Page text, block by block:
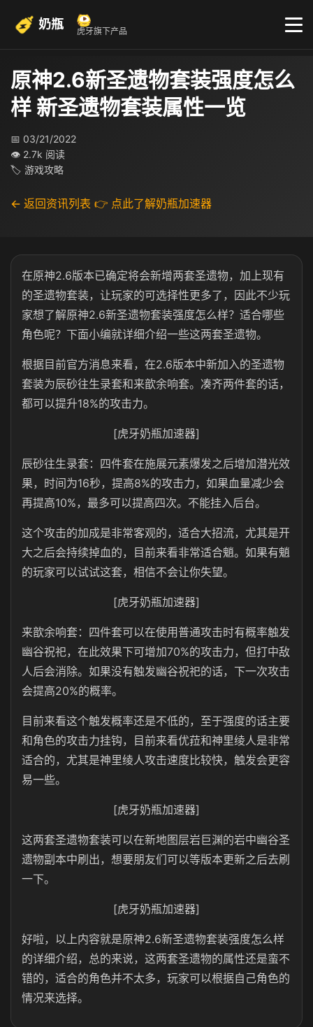
奶瓶 虎牙旗下产品
原神2.6新圣遗物套装强度怎么
样 新圣遗物套装属性一览
📅 03/21/2022
👁 2.7k 阅读
🏷 游戏攻略
← 返回资讯列表 👉 点此了解奶瓶加速器
在原神2.6版本已确定将会新增两套圣遗物，加上现有
的圣遗物套装，让玩家的可选择性更多了，因此不少玩
家想了解原神2.6新圣遗物套装强度怎么样？适合哪些
角色呢？下面小编就详细介绍一些这两套圣遗物。
根据目前官方消息来看，在2.6版本中新加入的圣遗物
套装为辰砂往生录套和来歆余响套。凑齐两件套的话，
都可以提升18%的攻击力。
[虎牙奶瓶加速器]
辰砂往生录套：四件套在施展元素爆发之后增加潜光效
果，时间为16秒，提高8%的攻击力，如果血量减少会
再提高10%，最多可以提高四次。不能挂入后台。
这个攻击的加成是非常客观的，适合大招流，尤其是开
大之后会持续掉血的，目前来看非常适合魈。如果有魈
的玩家可以试试这套，相信不会让你失望。
[虎牙奶瓶加速器]
来歆余响套：四件套可以在使用普通攻击时有概率触发
幽谷祝祀，在此效果下可增加70%的攻击力，但打中敌
人后会消除。如果没有触发幽谷祝祀的话，下一次攻击
会提高20%的概率。
目前来看这个触发概率还是不低的，至于强度的话主要
和角色的攻击力挂钩，目前来看优菈和神里绫人是非常
适合的，尤其是神里绫人攻击速度比较快，触发会更容
易一些。
[虎牙奶瓶加速器]
这两套圣遗物套装可以在新地图层岩巨渊的岩中幽谷圣
遗物副本中刷出，想要朋友们可以等版本更新之后去刷
一下。
[虎牙奶瓶加速器]
好啦，以上内容就是原神2.6新圣遗物套装强度怎么样
的详细介绍，总的来说，这两套圣遗物的属性还是蛮不
错的，适合的角色并不太多，玩家可以根据自己角色的
情况来选择。